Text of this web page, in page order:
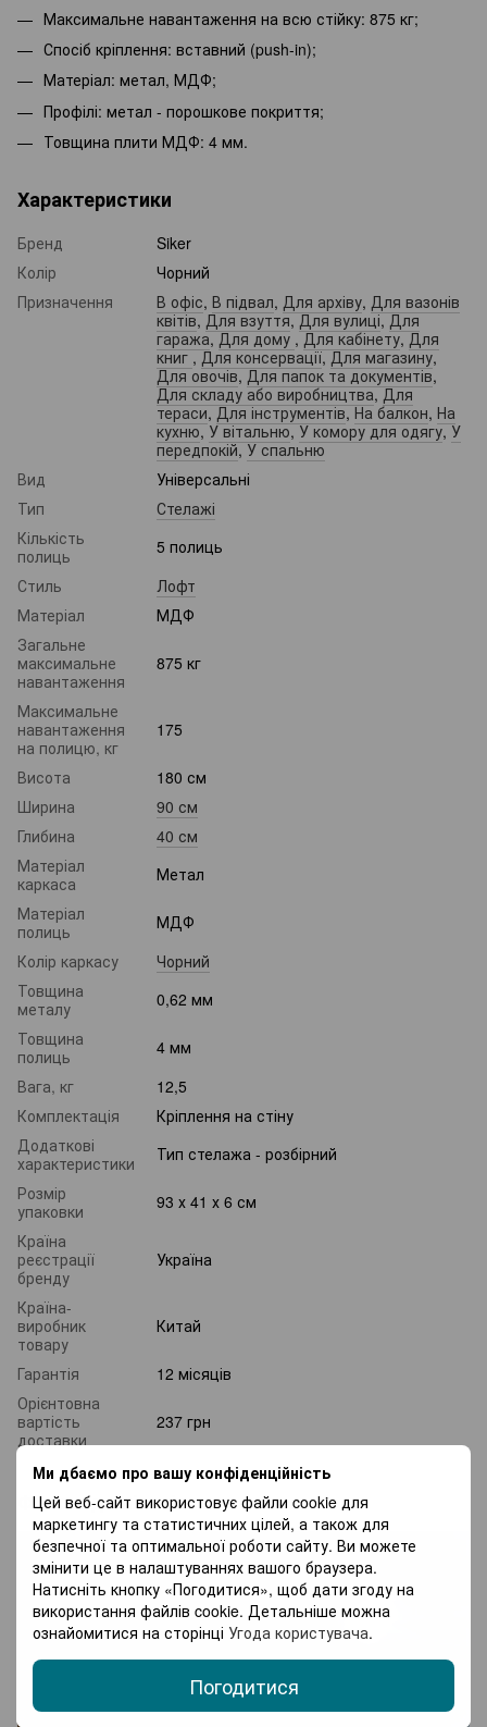
Ми дбаємо про вашу конфіденційність
Цей веб-сайт використовує файли cookie для
маркетингу та статистичних цілей, а також для
безпечної та оптимальної роботи сайту. Ви можете
змінити це в налаштуваннях вашого браузера.
Натисніть кнопку «Погодитися», щоб дати згоду на
використання файлів cookie. Детальніше можна
ознайомитися на сторінці Угода користувача.
Погодитися
Максимальне навантаження на всю стійку: 875 кг;
Спосіб кріплення: вставний (push-in);
Матеріал: метал, МДФ;
Профілі: метал - порошкове покриття;
Товщина плити МДФ: 4 мм.
Характеристики
Бренд
Siker
Колір
Чорний
Призначення
В офіс, В підвал, Для архіву, Для вазонів
квітів,Для взуття,Для вулиці,Для
гаража,Для дому ,Для кабінету,Для
книг,Для консервації,Для магазину,
Для овочів,Для папок та документів,
Для складу або виробництва,Для
тераси,Для інструментів,На балкон, На
кухню,У вітальню,У комору для одягу,У
передпокій,У спальню
Вид
Універсальні
Тип
Стелажі
Кількість
полиць
5 полиць
Стиль
Лофт
Матеріал
МДФ
Загальне
максимальне
навантаження
875 кг
Максимальне
навантаження
на полицю, кг
175
Висота
180 см
Ширина
90 см
Глибина
40 см
Матеріал
каркаса
Метал
Матеріал
полиць
МДФ
Колір каркасу
Чорний
Товщина
металу
0,62 мм
Товщина
полиць
4 мм
Вага, кг
12,5
Комплектація
Кріплення на стіну
Додаткові
характеристики
Тип стелажа - розбірний
Розмір
упаковки
93 х 41 х 6 см
Країна
реєстрації
бренду
Україна
Країна-
виробник
товару
Китай
Гарантія
12 місяців
Орієнтовна
вартість
доставки
237 грн
Фото від клієнтів